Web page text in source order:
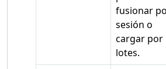
fusionar
sesión o
cargar por
lotes.